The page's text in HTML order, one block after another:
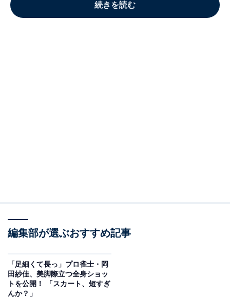
続きを読む
編集部が選ぶおすすめ記事
「足細くて長っ」プロ雀士・岡
田紗佳、美脚際立つ全身ショッ
トを公開！ 「スカート、短すぎ
んか？」